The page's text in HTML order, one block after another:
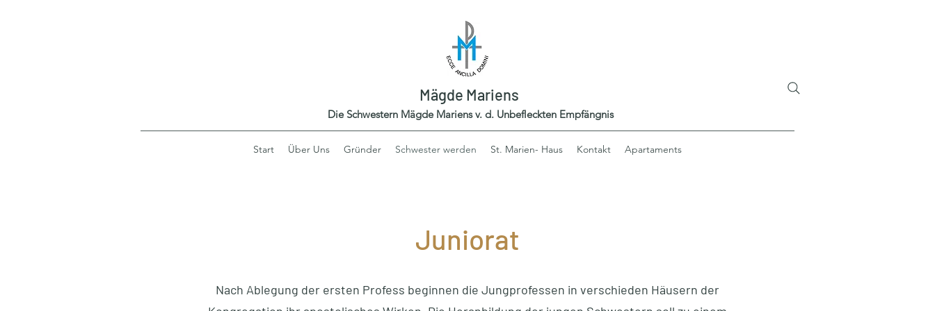
Mägde Mariens
Die Schwestern Mägde Mariens v. d. Unbefleckten Empfängnis
Start Über Uns Gründer Schwester werden St. Marien- Haus Kontakt Apartaments
Juniorat
Nach Ablegung der ersten Profess beginnen die Jungprofessen in verschieden Häusern der